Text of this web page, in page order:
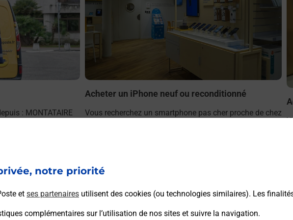
notre priorité
et ses partenaires utilisent des cookies (ou technologies similaires). Les
complémentaires sur l’utilisation de nos sites et suivre la navigation.
: MONTATAIRE
Acheter un iPhone neuf ou reconditionné
Vous recherchez un smartphone pas cher proche de chez